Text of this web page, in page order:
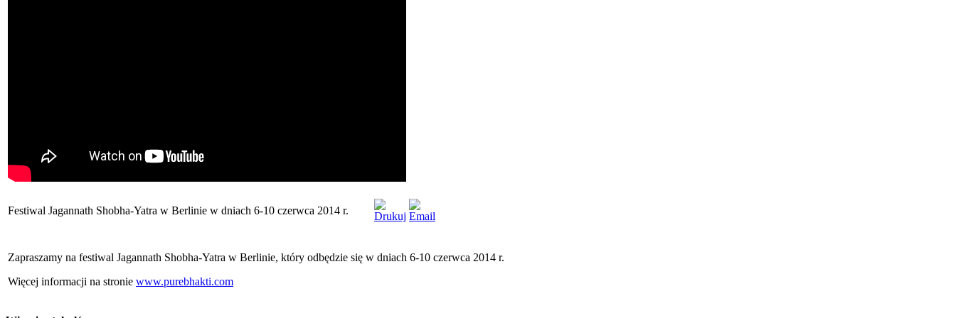
Festiwal Jagannath Shobha-Yatra w Berlinie w dniach 6-10 czerwca 2014 r.
Zapraszamy na festiwal Jagannath Shobha-Yatra w Berlinie, który odbędzie się w dniach 6-10 czerwca 2014 r.
Więcej informacji na stronie www.purebhakti.com